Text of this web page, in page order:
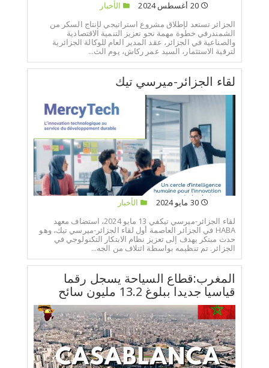
20 أغسطس 2024
الأخبار
الجزائر تستعد لإطلاق مشروع استراتيجي لإنتاج السكر من
الشمندرفي خطوة مهمة نحو تعزيز التنمية الاقتصادية
والصناعية في الجزائر، عقد المدير العام للوكالة الجزائرية
لترقية الاستثمار، السيد عمر ركاش، يوم الث...
لقاء الجزائر-ميرسي تيك
30 مايو 2024
الأخبار
لقاء الجزائر-ميرسي تيكفي 13 مايو 2024، استضاف معهد
HABA في الجزائر العاصمة أول لقاء الجزائر-ميرسي تيك، وهو
حدث مبتكر يهدف إلى تعزيز نظام الابتكار التكنولوجي في
الجزائر. تم تنظيمه بواسطة ائتلاف من الجه...
المغرب:قطاع السياحة يسجل رقما
قياسيا جديدا ببلوغ 13.2 مليون سائح